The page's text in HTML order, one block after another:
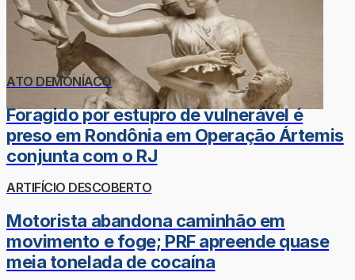
ATO DEMONÍACO
Foragido por estupro de vulnerável é
preso em Rondônia em Operação Ártemis
conjunta com o RJ
ARTIFÍCIO DESCOBERTO
Motorista abandona caminhão em
movimento e foge; PRF apreende quase
meia tonelada de cocaína